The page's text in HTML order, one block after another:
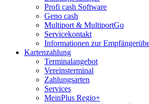
Profi cash Software
Geno cash
Multiport & MultiportGo
Servicekontakt
Informationen zur
Kartenzahlung
Terminalangebot
Vereinsterminal
Zahlungsarten
Services
MeinPlus Regio+